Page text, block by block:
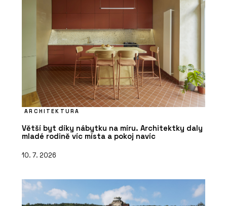
ARCHITEKTURA
Větší byt díky nábytku na míru. Architektky daly
mladé rodině víc místa a pokoj navíc
10. 7. 2026